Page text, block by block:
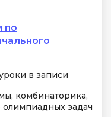
по
в записи
комбинаторика,
задач